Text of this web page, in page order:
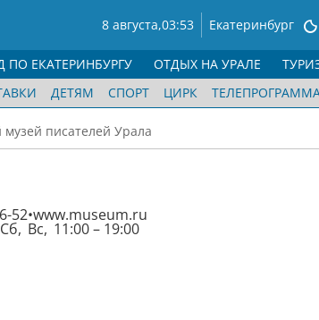
8 августа,03:53 Екатеринбург
ДЕТЯМ СПОРТ ЦИРК
ПО ЕКАТЕРИНБУРГУ ОТДЫХ НА УРАЛЕ
писателей Урала
52 www.museum.ru
Вс, 11:00 – 19:00